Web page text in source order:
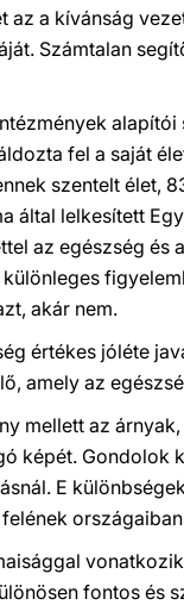
a kívánság
Számtalan
fel a saját
szentelt élet,
által lelkesített
az egészség és
akár nem.
értékes jóléte
amely az
mellett az
képét. Gondolok
E
fontos és